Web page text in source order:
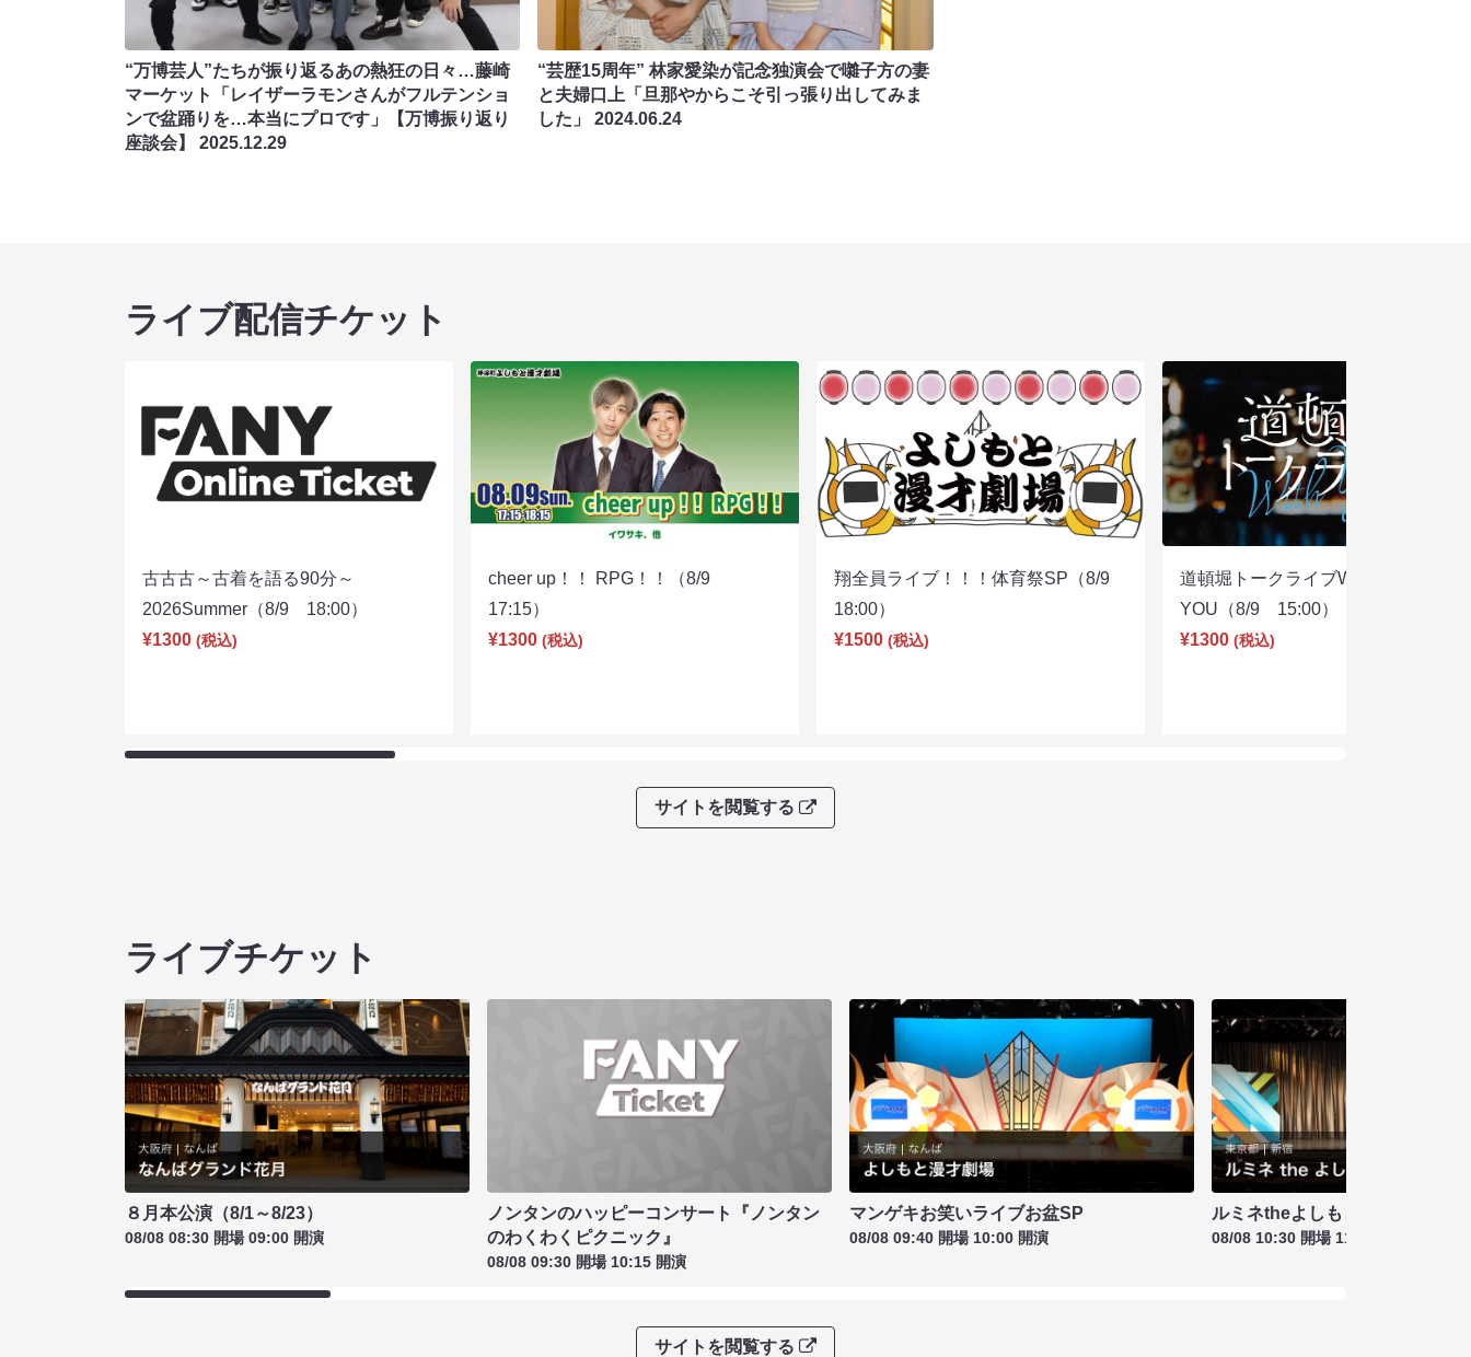
“万博芸人”たちが振り返るあの熱狂の日々…藤崎
マーケット「レイザーラモンさんがフルテンショ
ンで盆踊りを…本当にプロです」【万博振り返り
座談会】 2025.12.29
“芸歴15周年” 林家愛染が記念独演会で囃子方の妻
と夫婦口上「旦那やからこそ引っ張り出してみま
した」2024.06.24
ライブ配信チケット
古古古～古着を語る90分～
2026Summer（8/9 18:00）
¥1300 (税込)
cheer up！！ RPG！！（8/9
17:15）
¥1300 (税込)
翔全員ライブ！！！体育祭SP（8/9
18:00）
¥1500 (税込)
道頓堀トークライブWITH
YOU（8/9 15:00）
¥1300 (税込)
サイトを閲覧する
ライブチケット
８月本公演（8/1～8/23）
08/08 08:30 開場 09:00 開演
ノンタンのハッピーコンサート『ノンタン
のわくわくピクニック』
08/08 09:30 開場 10:15 開演
マンゲキお笑いライブお盆SP
08/08 09:40 開場 10:00 開演
ルミネtheよしもと お盆特別興行
08/08 10:30 開場 11:00 開演
サイトを閲覧する